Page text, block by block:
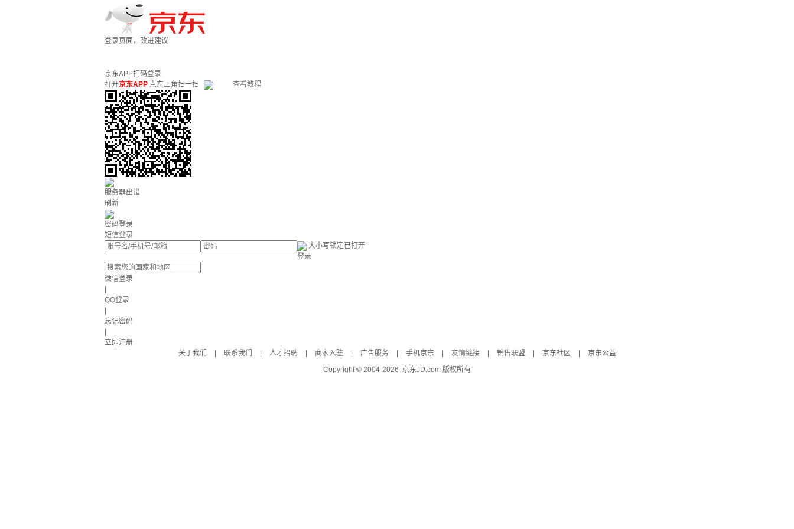
登录页面，改进建议
京东APP扫码登录
打开京东APP 点左上角扫一扫 查看教程
服务器出错
刷新
密码登录
短信登录
大小写锁定已打开
登录
微信登录
QQ登录
忘记密码
立即注册
关于我们
联系我们 人才招聘 商家入驻 广告服务 手机京东 友情链接 销售联盟 京东社区
京东公益
Copyright © 2004-2026 京东JD.com 版权所有